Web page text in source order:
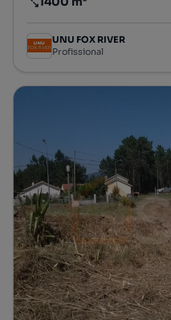
Preço por metro quadrado
UNU FOX RIVER
Profissional